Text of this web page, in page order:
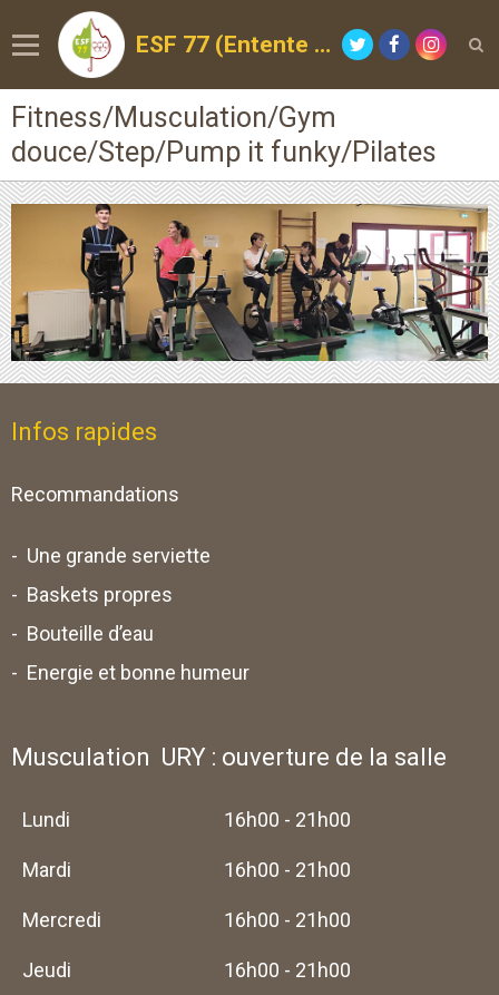
ESF 77 (Entente Sportive de la Forêt)
Fitness/Musculation/Gym
douce/Step/Pump it funky/Pilates
Infos rapides
Recommandations
- Une grande serviette
- Baskets propres
- Bouteille d’eau
- Energie et bonne humeur
Musculation URY : ouverture de la salle
Lundi 16h00 - 21h00
Mardi 16h00 - 21h00
Mercredi 16h00 - 21h00
Jeudi 16h00 - 21h00